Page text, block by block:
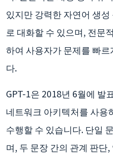
있지만 강력한 자연어 생
로 대화할 수 있으며, 전문
하여 사용자가 문제를 빠
다.
GPT-1은 2018년 6월에
네트워크 아키텍처를 사용
수행할 수 있습니다. 단일
며, 두 문장 간의 관계 판단